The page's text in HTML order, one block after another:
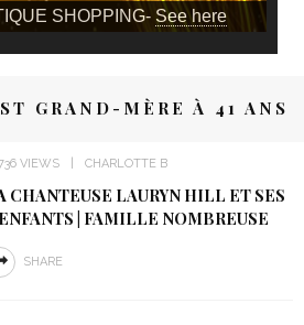
SHOPPING- See here
GRAND-MÈRE À 41 ANS
VIEWS CHARLOTTE B
CHANTEUSE LAURYN HILL ET SES
| FAMILLE NOMBREUSE
SHARE